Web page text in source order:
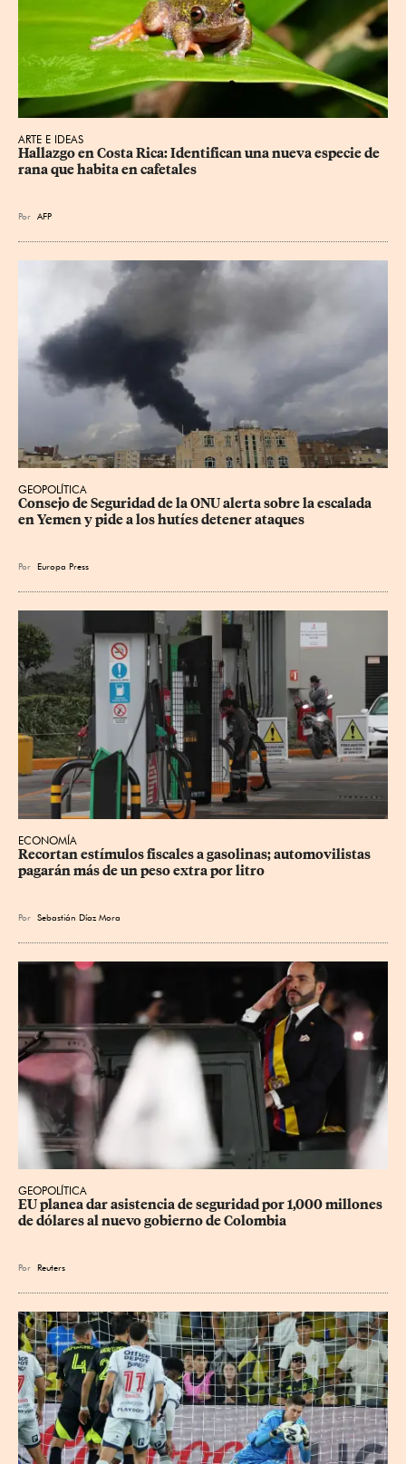
ARTE E IDEAS
Hallazgo en Costa Rica: Identifican una nueva especie de
rana que habita en cafetales
Por AFP
GEOPOLÍTICA
Consejo de Seguridad de la ONU alerta sobre la escalada
en Yemen y pide a los hutíes detener ataques
Por Europa Press
ECONOMÍA
Recortan estímulos fiscales a gasolinas; automovilistas
pagarán más de un peso extra por litro
Por Sebastián Díaz Mora
GEOPOLÍTICA
EU planea dar asistencia de seguridad por 1,000 millones
de dólares al nuevo gobierno de Colombia
Por Reuters